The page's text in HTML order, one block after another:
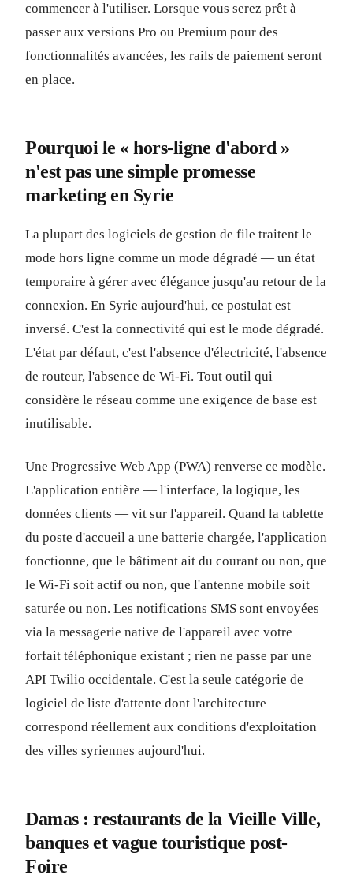
commencer à l'utiliser. Lorsque vous serez prêt à
passer aux versions Pro ou Premium pour des
fonctionnalités avancées, les rails de paiement seront
en place.
Pourquoi le « hors-ligne d'abord »
n'est pas une simple promesse
marketing en Syrie
La plupart des logiciels de gestion de file traitent le
mode hors ligne comme un mode dégradé — un état
temporaire à gérer avec élégance jusqu'au retour de la
connexion. En Syrie aujourd'hui, ce postulat est
inversé. C'est la connectivité qui est le mode dégradé.
L'état par défaut, c'est l'absence d'électricité, l'absence
de routeur, l'absence de Wi-Fi. Tout outil qui
considère le réseau comme une exigence de base est
inutilisable.
Une Progressive Web App (PWA) renverse ce modèle.
L'application entière — l'interface, la logique, les
données clients — vit sur l'appareil. Quand la tablette
du poste d'accueil a une batterie chargée, l'application
fonctionne, que le bâtiment ait du courant ou non, que
le Wi-Fi soit actif ou non, que l'antenne mobile soit
saturée ou non. Les notifications SMS sont envoyées
via la messagerie native de l'appareil avec votre
forfait téléphonique existant ; rien ne passe par une
API Twilio occidentale. C'est la seule catégorie de
logiciel de liste d'attente dont l'architecture
correspond réellement aux conditions d'exploitation
des villes syriennes aujourd'hui.
Damas : restaurants de la Vieille Ville,
banques et vague touristique post-
Foire